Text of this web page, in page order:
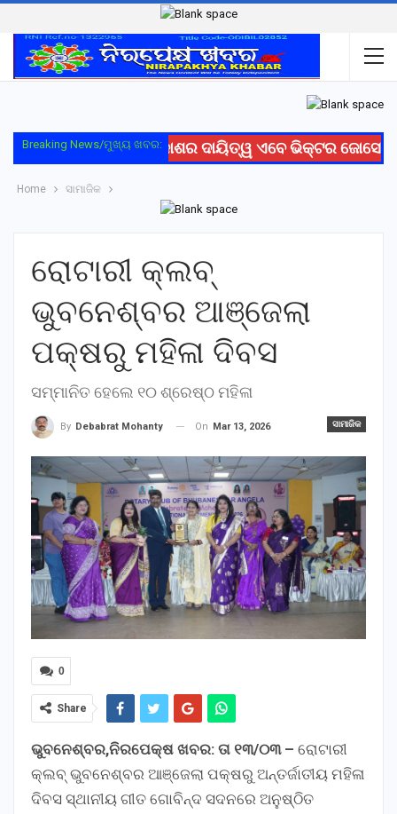
Breaking News/ମୁଖ୍ୟ ଖବର:
ରେଳ ସୁରକ୍ଷା ଓ ବିକାଶର ଦାୟିତ୍ୱ ଏବେ ଭିକ୍ଟର
Home ସାମାଜିକ
ରୋଟାରୀ କ୍ଲବ୍
ଭୁବନେଶ୍ବର ଆଞ୍ଜେଲା
ପକ୍ଷରୁ ମହିଳା ଦିବସ
ସମ୍ମାନିତ ହେଲେ ୧୦ ଶ୍ରେଷ୍ଠ ମହିଳା
ସାମାଜିକ
By Debabrat Mohanty On Mar 13, 2026
0
Share
ଭୁବନେଶ୍ବର,ନିରପେକ୍ଷ ଖବର: ତା ୧୩/୦୩ – ରୋଟାରୀ
କ୍ଲବ୍ ଭୁବନେଶ୍ବର ଆଞ୍ଜେଲା ପକ୍ଷରୁ ଅନ୍ତର୍ଜାତୀୟ ମହିଳା
ଦିବସ ସ୍ଥାନୀୟ ଗୀତ ଗୋବିନ୍ଦ ସଦନରେ ଅନୁଷ୍ଠିତ